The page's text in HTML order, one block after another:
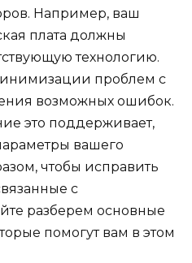
Например, ваш
плата должны
технологию.
проблем с
возможных ошибок.
это поддерживает,
вашего
чтобы исправить
с
разберем основные
помогут вам в этом